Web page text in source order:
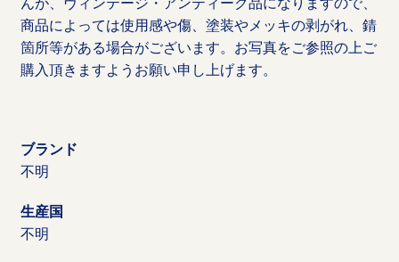
商品によっては使用感や傷、塗装やメッキの剥がれ、錆
箇所等がある場合がございます。お写真をご参照の上ご
購入頂きますようお願い申し上げます。
ブランド
不明
生産国
不明